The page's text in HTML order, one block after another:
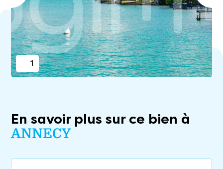
1
En savoir plus sur ce bien à
ANNECY